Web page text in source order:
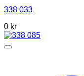
338 033
0 kr